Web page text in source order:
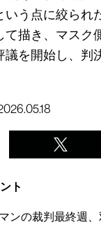
いう点に絞られ
描き、マスク
を開始し、判
ト
ンの裁判最終週